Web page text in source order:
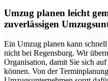
Umzug planen leicht
zuverlässigen
Ein Umzug planen kann
nicht bei Regensburg. Wir
Organisation, damit Sie sich
können. Von der